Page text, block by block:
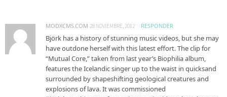
MODXCMS.COM 28 NOVIEMBRE, 2012 RESPONDER
Björk has a history of stunning music videos, but she may
have outdone herself with this latest effort. The clip for
“Mutual Core,” taken from last year’s Biophilia album,
features the Icelandic singer up to the waist in quicksand
surrounded by shapeshifting geological creatures and
explosions of lava. It was commissioned